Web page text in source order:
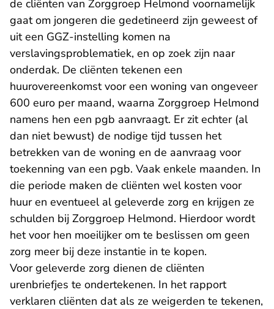
de cliënten van Zorggroep Helmond voornamelijk
gaat om jongeren die gedetineerd zijn geweest of
uit een GGZ-instelling komen na
verslavingsproblematiek, en op zoek zijn naar
onderdak. De cliënten tekenen een
huurovereenkomst voor een woning van ongeveer
600 euro per maand, waarna Zorggroep Helmond
namens hen een pgb aanvraagt. Er zit echter (al
dan niet bewust) de nodige tijd tussen het
betrekken van de woning en de aanvraag voor
toekenning van een pgb. Vaak enkele maanden. In
die periode maken de cliënten wel kosten voor
huur en eventueel al geleverde zorg en krijgen ze
schulden bij Zorggroep Helmond. Hierdoor wordt
het voor hen moeilijker om te beslissen om geen
zorg meer bij deze instantie in te kopen.
Voor geleverde zorg dienen de cliënten
urenbriefjes te ondertekenen. In het rapport
verklaren cliënten dat als ze weigerden te tekenen,